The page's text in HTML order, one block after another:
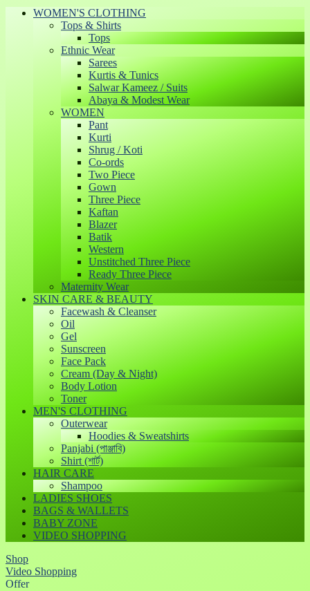
WOMEN'S CLOTHING
Tops & Shirts
Tops
Ethnic Wear
Sarees
Kurtis & Tunics
Salwar Kameez / Suits
Abaya & Modest Wear
WOMEN
Pant
Kurti
Shrug / Koti
Co-ords
Two Piece
Gown
Three Piece
Kaftan
Blazer
Batik
Western
Unstitched Three Piece
Ready Three Piece
Maternity Wear
SKIN CARE & BEAUTY
Facewash & Cleanser
Oil
Gel
Sunscreen
Face Pack
Cream (Day & Night)
Body Lotion
Toner
MEN'S CLOTHING
Outerwear
Hoodies & Sweatshirts
Panjabi (পাঞ্জাবি)
Shirt (শার্ট)
HAIR CARE
Shampoo
LADIES SHOES
BAGS & WALLETS
BABY ZONE
VIDEO SHOPPING
Shop
Video Shopping
Offer